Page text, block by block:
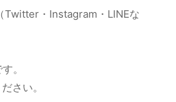
Twitter・Instagram・LINEな
。
さい。